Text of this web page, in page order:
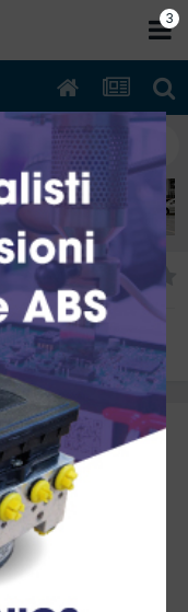
volevo dare un
il canone rai e
in officina e
la tv devo fare
3